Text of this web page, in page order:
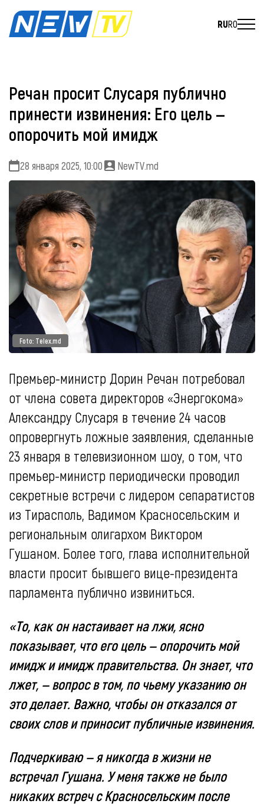
RURO
Речан просит Слусаря публично
принести извинения: Его цель —
опорочить мой имидж
28 января 2025, 10:00 NewTV.md
Foto: Telex.md
Премьер-министр Дорин Речан потребовал
от члена совета директоров «Энергокома»
Александру Слусаря в течение 24 часов
опровергнуть ложные заявления, сделанные
23 января в телевизионном шоу, о том, что
премьер-министр периодически проводил
секретные встречи с лидером сепаратистов
из Тирасполь, Вадимом Красносельским и
региональным олигархом Виктором
Гушаном. Более того, глава исполнительной
власти просит бывшего вице-президента
парламента публично извиниться.
«То, как он настаивает на лжи, ясно
показывает, что его цель — опорочить мой
имидж и имидж правительства. Он знает, что
лжет, — вопрос в том, по чьему указанию он
это делает. Важно, чтобы он отказался от
своих слов и приносит публичные извинения.
Подчеркиваю — я никогда в жизни не
встречал Гушана. У меня также не было
никаких встреч с Красносельским после